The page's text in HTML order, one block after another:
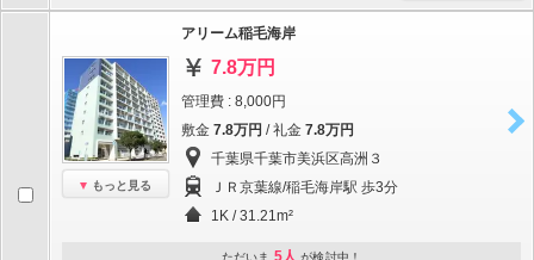
もっと見る
アリーム稲毛海岸
7.8万円
管理費 : 8,000円
敷金 7.8万円 / 礼金 7.8万円
千葉県千葉市美浜区高洲３
ＪＲ京葉線/稲毛海岸駅 歩3分
1K / 31.21m²
ただいま 5人 が検討中！